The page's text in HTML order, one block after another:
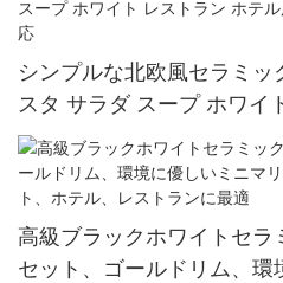
シンプルな北欧風セラミ
スタ サラダ スープ ホワイ
耐久性 業務用 食器洗い機対
高級ブラックホワイトセラ
セット、ゴールドリム、環